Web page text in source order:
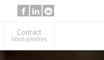
Contact
Nous joindres